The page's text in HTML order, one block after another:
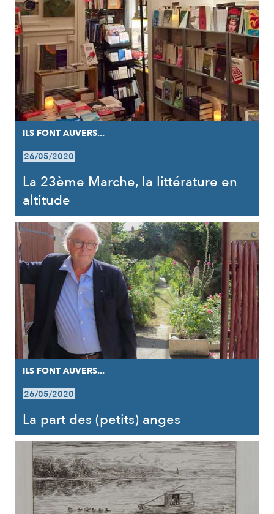
ILS FONT AUVERS...
26/05/2020
La 23ème Marche, la littérature en
altitude
ILS FONT AUVERS...
26/05/2020
La part des (petits) anges